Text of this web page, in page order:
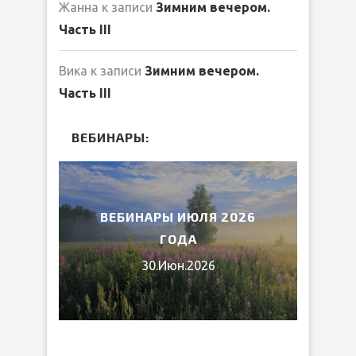
Жанна к записи Зимним вечером.
Часть III
Вика к записи Зимним вечером.
Часть III
ВЕБИНАРЫ:
ВЕБИНАРЫ ИЮЛЯ 2026
ГОДА
30.Июн.2026